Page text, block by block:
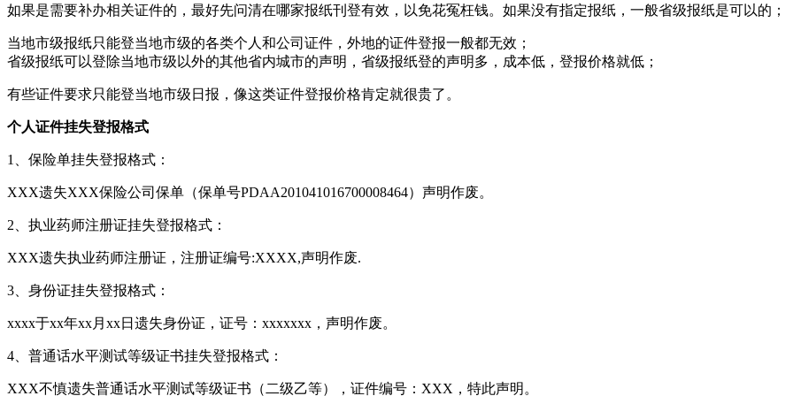
如果是需要补办相关证件的，最好先问清在哪家报纸刊登有效，以免花冤枉钱。如果没有指定报纸，一般省级报纸是可以的；
当地市级报纸只能登当地市级的各类个人和公司证件，外地的证件登报一般都无效；
省级报纸可以登除当地市级以外的其他省内城市的声明，省级报纸登的声明多，成本低，登报价格就低；
有些证件要求只能登当地市级日报，像这类证件登报价格肯定就很贵了。
个人证件挂失登报格式
1、保险单挂失登报格式：
XXX遗失XXX保险公司保单（保单号PDAA201041016700008464）声明作废。
2、执业药师注册证挂失登报格式：
XXX遗失执业药师注册证，注册证编号:XXXX,声明作废.
3、身份证挂失登报格式：
xxxx于xx年xx月xx日遗失身份证，证号：xxxxxxx，声明作废。
4、普通话水平测试等级证书挂失登报格式：
XXX不慎遗失普通话水平测试等级证书（二级乙等），证件编号：XXX，特此声明。